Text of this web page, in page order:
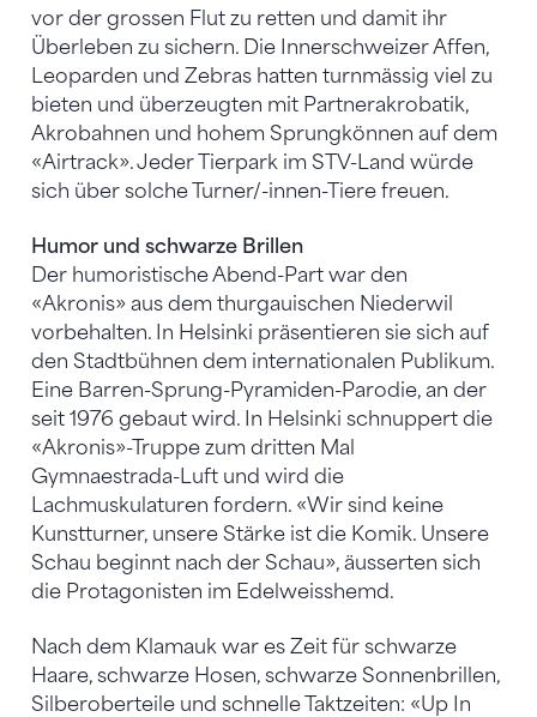
vor der grossen Flut zu retten und damit ihr
Überleben zu sichern. Die Innerschweizer Affen,
Leoparden und Zebras hatten turnmässig viel zu
bieten und überzeugten mit Partnerakrobatik,
Akrobahnen und hohem Sprungkönnen auf dem
«Airtrack». Jeder Tierpark im STV-Land würde
sich über solche Turner/-innen-Tiere freuen.
Humor und schwarze Brillen
Der humoristische Abend-Part war den
«Akronis» aus dem thurgauischen Niederwil
vorbehalten. In Helsinki präsentieren sie sich auf
den Stadtbühnen dem internationalen Publikum.
Eine Barren-Sprung-Pyramiden-Parodie, an der
seit 1976 gebaut wird. In Helsinki schnuppert die
«Akronis»-Truppe zum dritten Mal
Gymnaestrada-Luft und wird die
Lachmuskulaturen fordern. «Wir sind keine
Kunstturner, unsere Stärke ist die Komik. Unsere
Schau beginnt nach der Schau», äusserten sich
die Protagonisten im Edelweisshemd.
Nach dem Klamauk war es Zeit für schwarze
Haare, schwarze Hosen, schwarze Sonnenbrillen,
Silberoberteile und schnelle Taktzeiten: «Up In